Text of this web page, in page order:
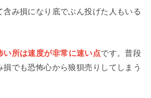
含み損になり底でぶん投げた人もいる
い所は速度が非常に速い点です。普段
損でも恐怖心から狼狽売りしてしまう